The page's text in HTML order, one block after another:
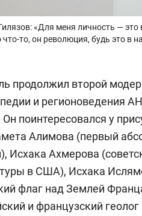
«Для меня личность — это
что-то, он революция, будь это в
продолжил второй
и регионоведения
Он поинтересовался у
Алимова (первый
Исхака Ахмерова
в США), Исхака
флаг над Землей
и французский